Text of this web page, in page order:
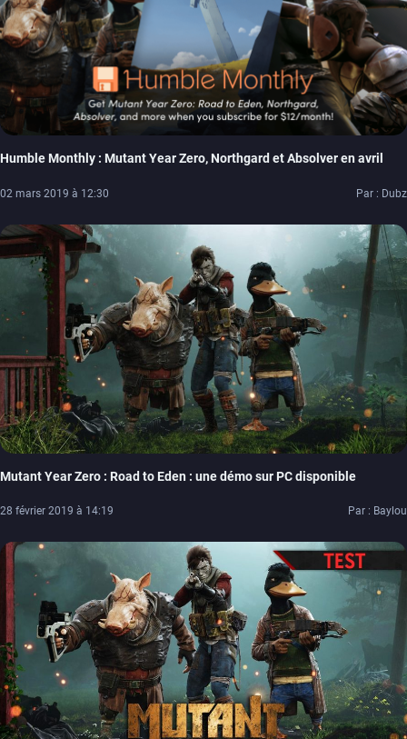
Humble Monthly : Mutant Year Zero, Northgard et Absolver en avril
02 mars 2019 à 12:30 Par : Dubz
Mutant Year Zero : Road to Eden : une démo sur PC disponible
28 février 2019 à 14:19 Par : Baylou